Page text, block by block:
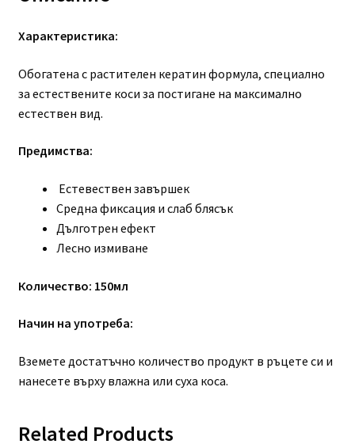
Характеристика:
Обогатена с растителен кератин формула, специално
за естествените коси за постигане на максимално
естествен вид.
Предимства:
Естевествен завършек
Средна фиксация и слаб блясък
Дълготрен ефект
Лесно измиване
Количество: 150мл
Начин на употреба:
Вземете достатъчно количество продукт в ръцете си и
нанесете върху влажна или суха коса.
Related Products